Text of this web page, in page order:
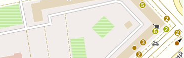
2
2
2
5
3
2
5